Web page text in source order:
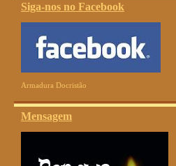
Siga-nos no Facebook
Armadura Docristão
Mensagem